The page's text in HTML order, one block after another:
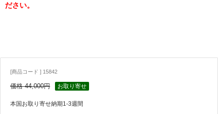
ださい。
[商品コード ] 15842
価格 44,000円 お取り寄せ
本国お取り寄せ納期1-3週間